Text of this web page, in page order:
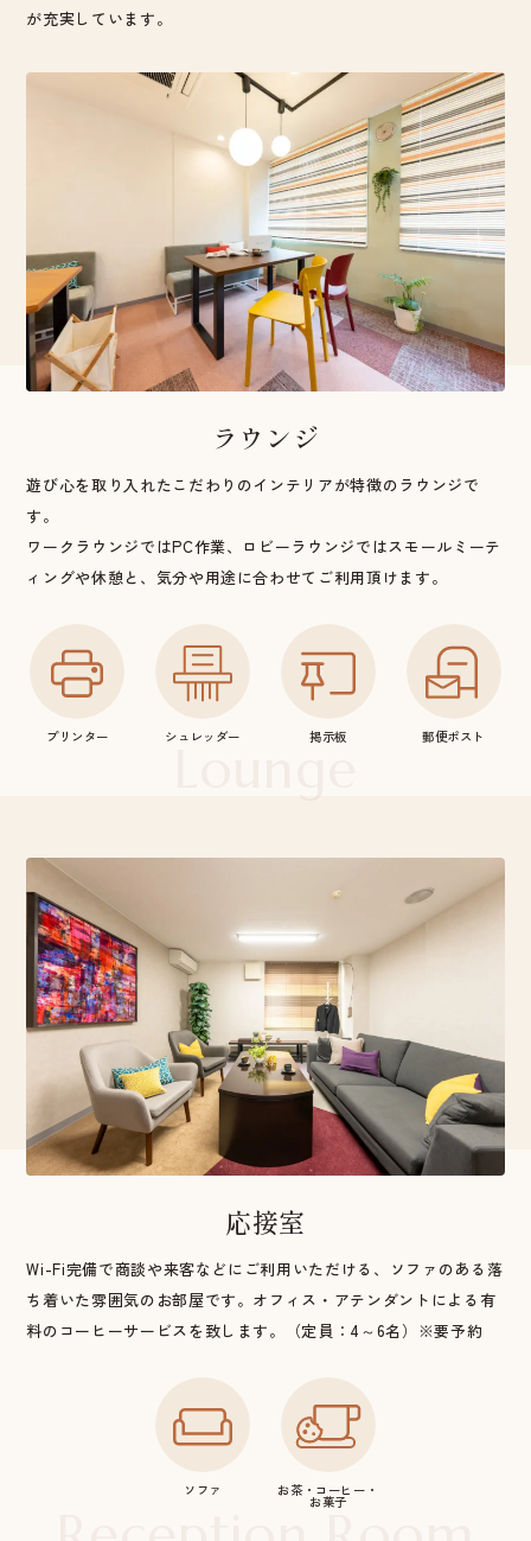
が充実しています。
ラウンジ
遊び心を取り入れたこだわりのインテリアが特徴のラウンジで
す。
ワークラウンジではPC作業、ロビーラウンジではスモールミーテ
ィングや休憩と、気分や用途に合わせてご利用頂けます。
プリンター シュレッダー 掲示板 郵便ポスト
応接室
Wi-Fi完備で商談や来客などにご利用いただける、ソファのある落
ち着いた雰囲気のお部屋です。オフィス・アテンダントによる有
料のコーヒーサービスを致します。（定員：4～6名）※要予約
ソファ お茶・コーヒー・
お菓子